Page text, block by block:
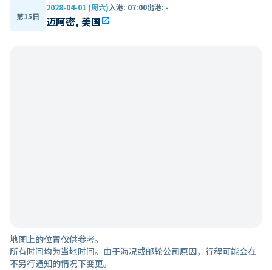
第15日
2028-04-01 (周六)入港: 07:00出港: -
迈阿密, 美国open_in_new
地图上的位置仅供参考。
所有时间均为当地时间。由于海况或邮轮公司原因，行程可能会在
不另行通知的情况下变更。